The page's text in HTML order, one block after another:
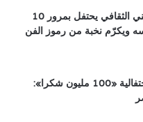
صالون الرياض الفني الثقافي يحتفل بمرور 10
ويكرّم نخبة من رموز الفن
تامر حسني في احتفالية «100 مليون شكرا»: